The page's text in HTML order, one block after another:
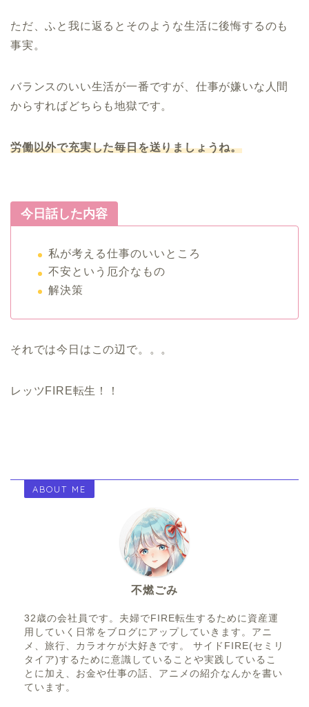
ただ、ふと我に返るとそのような生活に後悔するのも
事実。
バランスのいい生活が一番ですが、仕事が嫌いな人間
からすればどちらも地獄です。
労働以外で充実した毎日を送りましょうね。
今日話した内容
私が考える仕事のいいところ
不安という厄介なもの
解決策
それでは今日はこの辺で。。。
レッツFIRE転生！！
ABOUT ME
不燃ごみ
32歳の会社員です。夫婦でFIRE転生するために資産運
用していく日常をブログにアップしていきます。アニ
メ、旅行、カラオケが大好きです。 サイドFIRE(セミリ
タイア)するために意識していることや実践しているこ
とに加え、お金や仕事の話、アニメの紹介なんかを書い
ています。